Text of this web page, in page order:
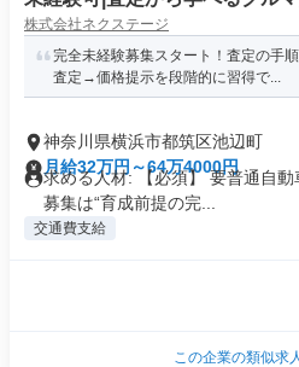
株式会社ネクステージ
完全未経験募集スタート！査定の手
査定→価格提示を段階的に習得で...
神奈川県横浜市都筑区池辺町
月給32万円～64万4000円
求める人材: 【必須】 要普通自
募集は“育成前提の完...
交通費支給
この企業の類似求